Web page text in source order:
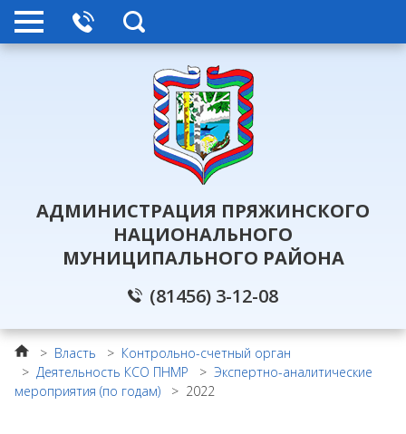
АДМИНИСТРАЦИЯ ПРЯЖИНСКОГО
НАЦИОНАЛЬНОГО
МУНИЦИПАЛЬНОГО РАЙОНА
(81456) 3-12-08
> Власть > Контрольно-счетный орган
> Деятельность КСО ПНМР > Экспертно-аналитические
мероприятия (по годам)
> 2022